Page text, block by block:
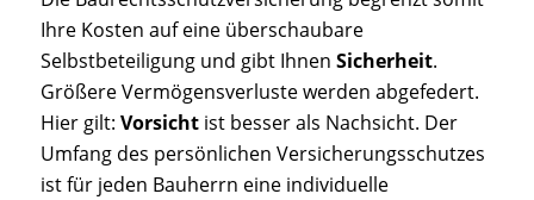
Ihre Kosten auf eine überschaubare
Selbstbeteiligung und gibt Ihnen Sicherheit.
Größere Vermögensverluste werden abgefedert.
Hier gilt: Vorsichtist besser als Nachsicht. Der
Umfang des persönlichen Versicherungsschutzes
ist für jeden Bauherrn eine individuelle